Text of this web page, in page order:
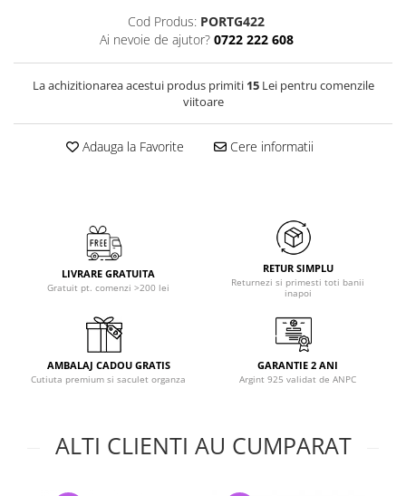
Cod Produs: PORTG422
Ai nevoie de ajutor? 0722 222 608
La achizitionarea acestui produs primiti 15Lei pentru comenzile
viitoare
Adauga la Favorite Cere informatii
LIVRARE GRATUITA
Gratuit pt. comenzi >200 lei
RETUR SIMPLU
Returnezi si primesti toti banii
inapoi
AMBALAJ CADOU GRATIS
Cutiuta premium si saculet organza
GARANTIE 2 ANI
Argint 925 validat de ANPC
ALTI CLIENTI AU CUMPARAT